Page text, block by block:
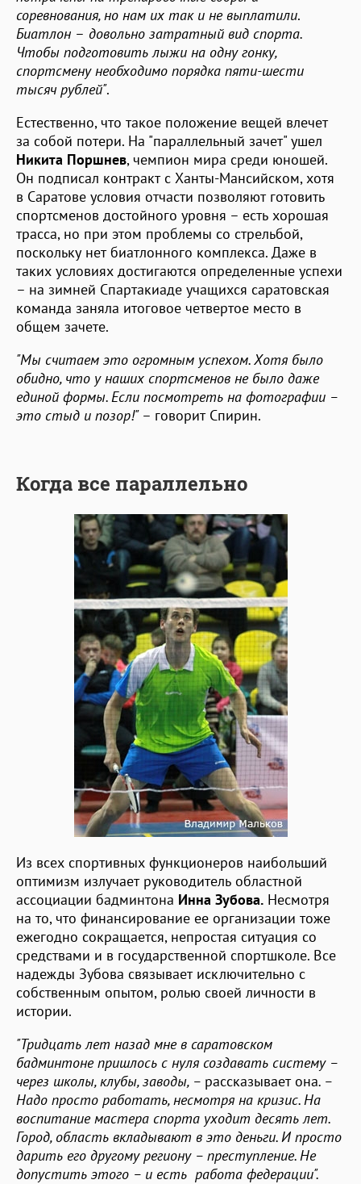
соревнования, но нам их так и не выплатили.
Биатлон – довольно затратный вид спорта.
Чтобы подготовить лыжи на одну гонку,
спортсмену необходимо порядка пяти-шести
тысяч рублей".
Естественно, что такое положение вещей влечет
за собой потери. На "параллельный зачет" ушел
Никита Поршнев, чемпион мира среди юношей.
Он подписал контракт с Ханты-Мансийском, хотя
в Саратове условия отчасти позволяют готовить
спортсменов достойного уровня – есть хорошая
трасса, но при этом проблемы со стрельбой,
поскольку нет биатлонного комплекса. Даже в
таких условиях достигаются определенные успехи
– на зимней Спартакиаде учащихся саратовская
команда заняла итоговое четвертое место в
общем зачете.
"Мы считаем это огромным успехом. Хотя было
обидно, что у наших спортсменов не было даже
единой формы. Если посмотреть на фотографии –
это стыд и позор!"– говорит Спирин.
Когда все параллельно
Из всех спортивных функционеров наибольший
оптимизм излучает руководитель областной
ассоциации бадминтона Инна Зубова. Несмотря
на то, что финансирование ее организации тоже
ежегодно сокращается, непростая ситуация со
средствами и в государственной спортшколе. Все
надежды Зубова связывает исключительно с
собственным опытом, ролью своей личности в
истории.
"Тридцать лет назад мне в саратовском
бадминтоне пришлось с нуля создавать систему –
через школы, клубы, заводы, – рассказывает она. –
Надо просто работать, несмотря на кризис. На
воспитание мастера спорта уходит десять лет.
Город, область вкладывают в это деньги. И просто
дарить его другому региону – преступление. Не
допустить этого – и есть работа федерации".